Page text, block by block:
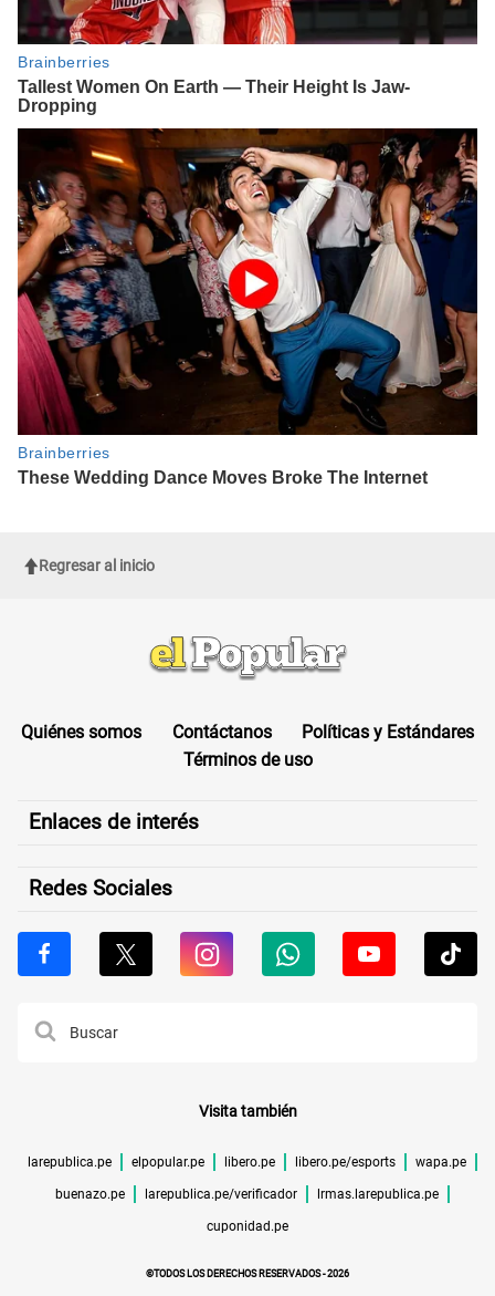
Regresar al inicio
Quiénes somos Contáctanos
Políticas y Estándares
Términos de uso
Enlaces de interés
Redes Sociales
Visita también
larepublica.pe elpopular.pe libero.pe libero.pe/esports wapa.pe
buenazo.pe larepublica.pe/verificador lrmas.larepublica.pe
cuponidad.pe
©TODOS LOS DERECHOS RESERVADOS -2026